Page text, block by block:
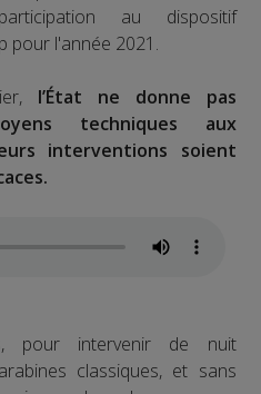
au dispositif
pour l'année 2021.
l’État ne donne pas
techniques aux
interventions soient
pour intervenir de nuit
classiques, et sans